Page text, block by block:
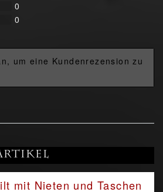
0
0
um eine Kundenrezension zu